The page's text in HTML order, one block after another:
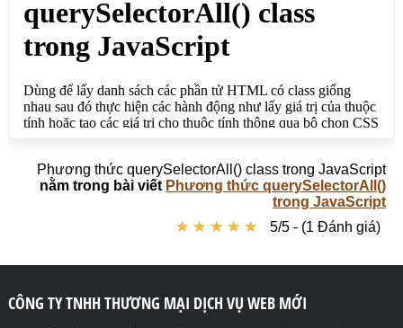
pclass của class hay không
  alert(list[2].classList.contains("pclass"));
}
</script>
</html>
Phương thức querySelectorAll() class trong JavaScript
nằm trong bài viết Phương thức querySelectorAll()
trong JavaScript
★ ★ ★ ★ ★
★ ★ ★ ★ ★ 5/5 - (1 Đánh giá)
CÔNG TY TNHH THƯƠNG MẠI DỊCH VỤ WEB MỚI